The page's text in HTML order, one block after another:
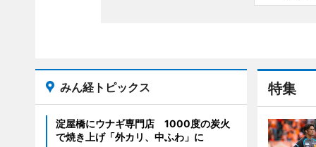
特集
みん経トピックス
淀屋橋にウナギ専門店 1000度の炭火
で焼き上げ「外カリ、中ふわ」に